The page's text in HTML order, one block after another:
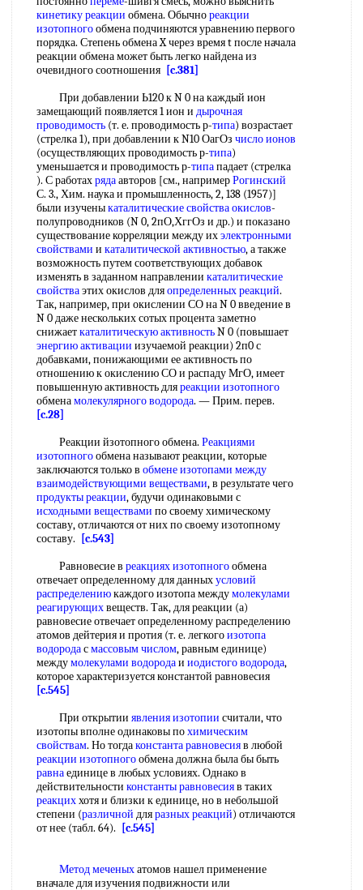
кинетику реакции обмена. Обычнореакции
изотопногообмена подчиняются уравнению первого
порядка. Степень обмена X через время t после начала
реакции обмена может быть легко найдена из
очевидного соотношения [c.381]
При добавлении Ь120 к N 0 на каждый ион
замещающий появляется 1 ион и дырочная
проводимость (т. е. проводимость р-типа) возрастает
(стрелка 1), при добавлении к N10 ОагОз число ионов
(осуществляющих проводимость р-типа)
уменьшается и проводимость р-типападает (стрелка
). С работахрядаавторов [см., напримерРогинский
С. 3., Хим. наука и промышленность, 2, 138 (1957)]
были изученыкаталитические свойства окислов-
полупроводников (N 0, 2пО,ХггОз и др.) и показано
существование корреляции между ихэлектронными
свойствами и каталитической активностью, а также
возможность путем соответствующих добавок
изменять в заданном направлении каталитические
свойстваэтих окислов дляопределенных реакций.
Так, например, при окислении СО на N 0 введение в
N 0 даже нескольких сотых процента заметно
снижаеткаталитическую активностьN 0 (повышает
энергию активации изучаемой реакции) 2п0 с
добавками, понижающими ее активность по
отношению к окислению СО и распаду МгО, имеет
повышенную активность дляреакции изотопного
обменамолекулярного водорода. — Прим. перев.
[c.28]
Реакции йзотопного обмена. Реакциями
изотопногообмена называют реакции, которые
заключаются только в обмене изотопами между
взаимодействующими веществами, в результате чего
продукты реакции, будучи одинаковыми с
исходными веществами по своему химическому
составу, отличаются от них по своему изотопному
составу.
[c.543]
Равновесие в реакциях изотопногообмена
отвечает определенному для данныхусловий
распределениюкаждого изотопа междумолекулами
реагирующихвеществ. Так, для реакции (а)
равновесие отвечает определенному распределению
атомов дейтерия и протия (т. е. легкогоизотопа
водородасмассовым числом, равным единице)
междумолекулами водородаи иодистого водорода,
которое характеризуется константой равновесия
[c.545]
При открытии явления изотопии считали, что
изотопы вполне одинаковы похимическим
свойствам. Но тогдаконстанта равновесияв любой
реакции изотопногообмена должна была бы быть
равнаединице в любых условиях. Однако в
действительности константы равновесияв таких
реакциххотя и близки к единице, но в небольшой
степени (различной дляразных реакций) отличаются
от нее (табл. 64).
[c.545]
Метод меченыхатомов нашел применение
вначале для изучения подвижности или